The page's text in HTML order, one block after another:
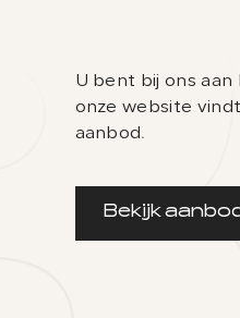
U bent bij ons aan
onze website
aanbod.
Bekijk